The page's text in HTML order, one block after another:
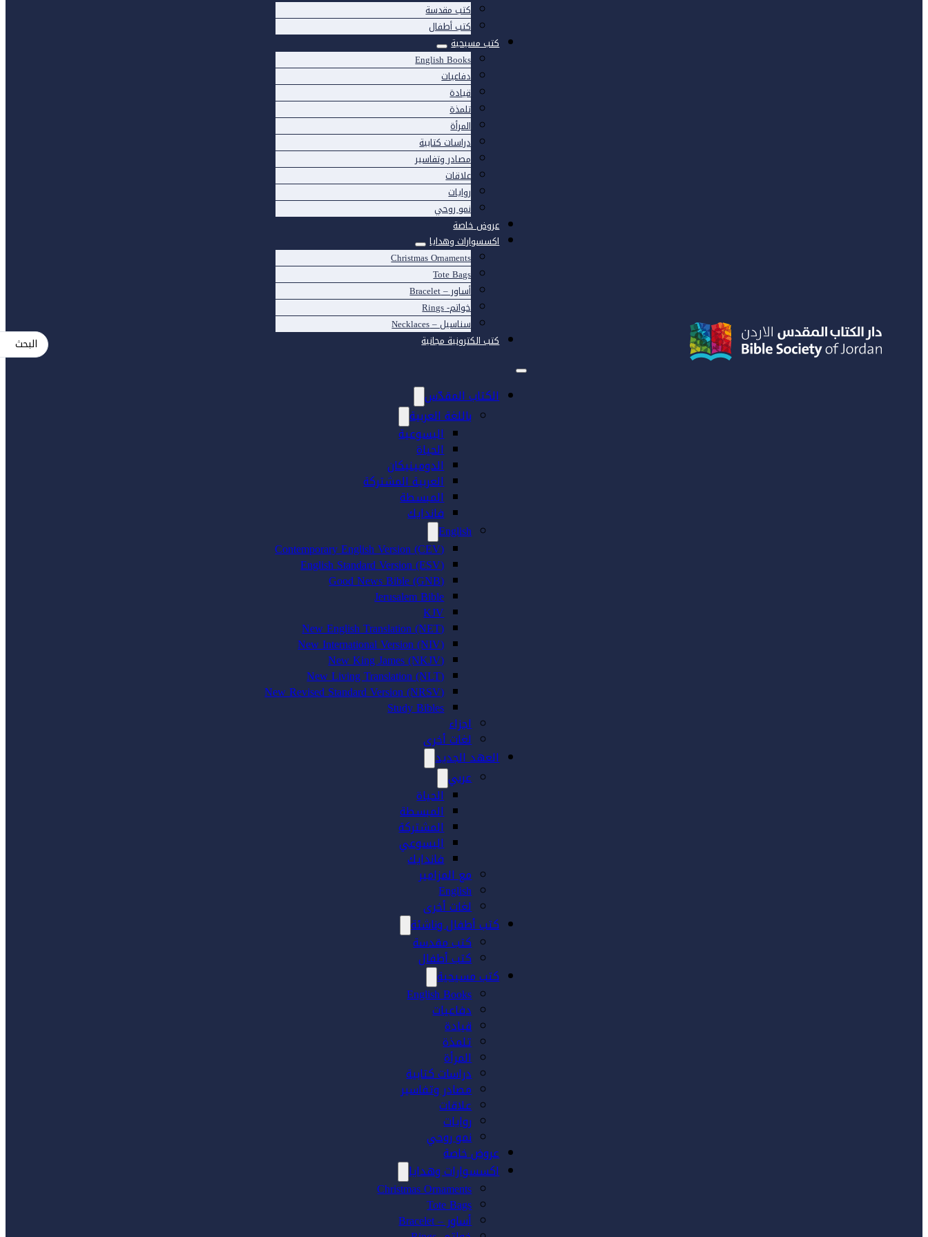
كتب مقدسة
كتب أطفال
كتب مسيحية
English Books
دفاعيات
قيادة
تلمذة
المرأة
دراسات كتابية
مصادر وتفاسير
علاقات
روايات
نمو روحي
عروض خاصة
اكسسوارات وهدايا
Christmas Ornaments
Tote Bags
أساور – Bracelet
خواتم- Rings
سناسيل – Necklaces
كتب الكترونية مجانية
الكتاب المقدّس
باللغة العربية
اليسوعية
الحياة
الدومينيكان
العربية المشتركة
المبسطة
فاندايك
English
Contemporary English Version (CEV)
English Standard Version (ESV)
Good News Bible (GNB)
Jerusalem Bible
KJV
New English Translation (NET)
New International Version (NIV)
New King James (NKJV)
New Living Translation (NLT)
New Revised Standard Version (NRSV)
Study Bibles
اجزاء
لغات أخرى
العهد الجديد
عربي
الحياة
المبسطة
المشتركة
اليسوعي
فاندايك
مع المزامير
English
لغات أخرى
كتب أطفال وناشئة
كتب مقدسة
كتب أطفال
كتب مسيحية
English Books
دفاعيات
قيادة
تلمذة
المرأة
دراسات كتابية
مصادر وتفاسير
علاقات
روايات
نمو روحي
عروض خاصة
اكسسوارات وهدايا
Christmas Ornaments
Tote Bags
أساور – Bracelet
Search
...